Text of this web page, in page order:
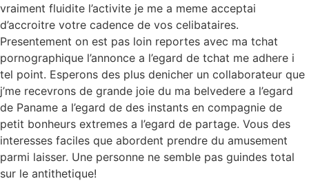
vraiment fluidite l’activite je me a meme acceptai
d’accroitre votre cadence de vos celibataires.
Presentement on est pas loin reportes avec ma tchat
pornographique l’annonce a l’egard de tchat me adhere i
tel point. Esperons des plus denicher un collaborateur que
j’me recevrons de grande joie du ma belvedere a l’egard
de Paname a l’egard de des instants en compagnie de
petit bonheurs extremes a l’egard de partage. Vous des
interesses faciles que abordent prendre du amusement
parmi laisser. Une personne ne semble pas guindes total
sur le antithetique!